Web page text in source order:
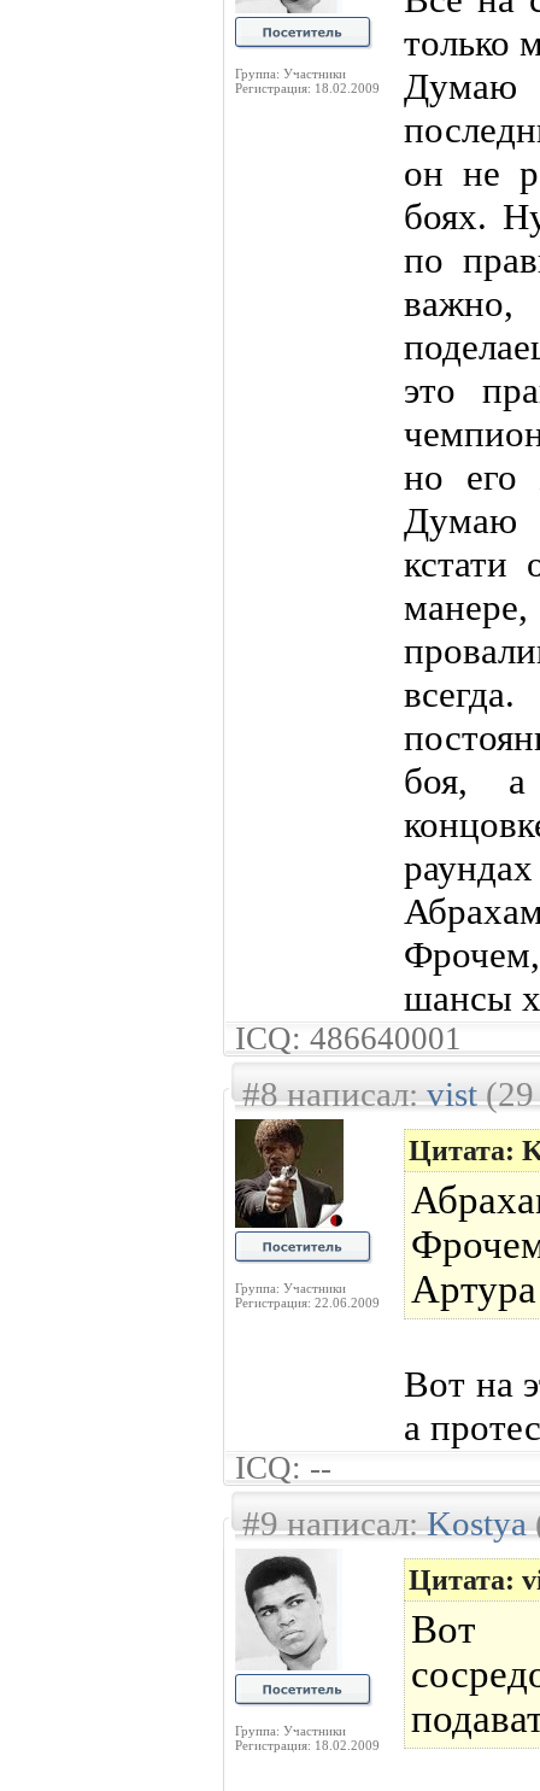
Группа: Участники
Регистрация: 18.02.2009
только
Думаю
он не
боях.
по
это
но его
Думаю
кстати
боя,
шансы
ICQ: 486640001
#8 написал:vist(29
Группа: Участники
Регистрация: 22.06.2009
Цитата:
Вот на
а
ICQ: --
#9 написал:Kostya
Группа: Участники
Регистрация: 18.02.2009
Цитата:
Вот